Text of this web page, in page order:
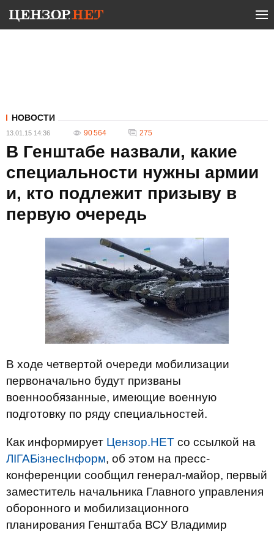
НОВОСТИ
13.01.15 14:36 90 564 275
В Генштабе назвали, какие
специальности нужны армии
и, кто подлежит призыву в
первую очередь
В ходе четвертой очереди мобилизации
первоначально будут призваны
военнообязанные, имеющие военную
подготовку по ряду специальностей.
Как информирует Цензор.НЕТ со ссылкой на
ЛІГАБізнесІнформ, об этом на пресс-
конференции сообщил генерал-майор, первый
заместитель начальника Главного управления
оборонного и мобилизационного
планирования Генштаба ВСУ Владимир